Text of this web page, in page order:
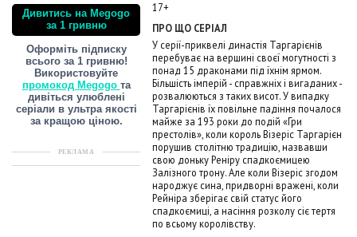
Дивитись на Megogo
за 1 гривню
Оформіть підписку
всього за 1 гривню!
Використовуйте
промокод Megogo та
дивіться улюблені
серіали в ультра якості
за кращою ціною.
РЕКЛАМА
17+
ПРО ЩО СЕРІАЛ
У серії-приквелі династія Таргарієнів
перебуває на вершині своєї могутності з
понад 15 драконами під їхнім ярмом.
Більшість імперій - справжніх і вигаданих -
розвалюються з таких висот. У випадку
Таргарієнів їх повільне падіння почалося
майже за 193 роки до подій «Гри
престолів», коли король Візеріс Таргарієн
порушив столітню традицію, назвавши
свою доньку Реніру спадкоємицею
Залізного трону. Але коли Візеріс згодом
народжує сина, придворні вражені, коли
Рейніра зберігає свій статус його
спадкоємиці, а насіння розколу сіє тертя
по всьому королівству.